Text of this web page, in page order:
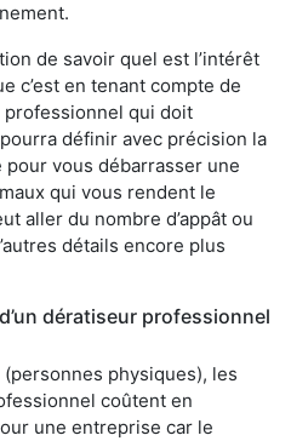
de savoir quel est l’intérêt
c’est en tenant compte de
qui doit
définir avec précision la
vous débarrasser une
qui vous rendent le
aller du nombre d’appât ou
détails encore plus
dératiseur professionnel
physiques), les
coûtent en
une entreprise car le